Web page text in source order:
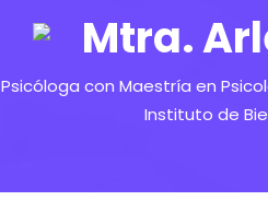
Mtra.
Psicóloga con Maestría en
Instituto de